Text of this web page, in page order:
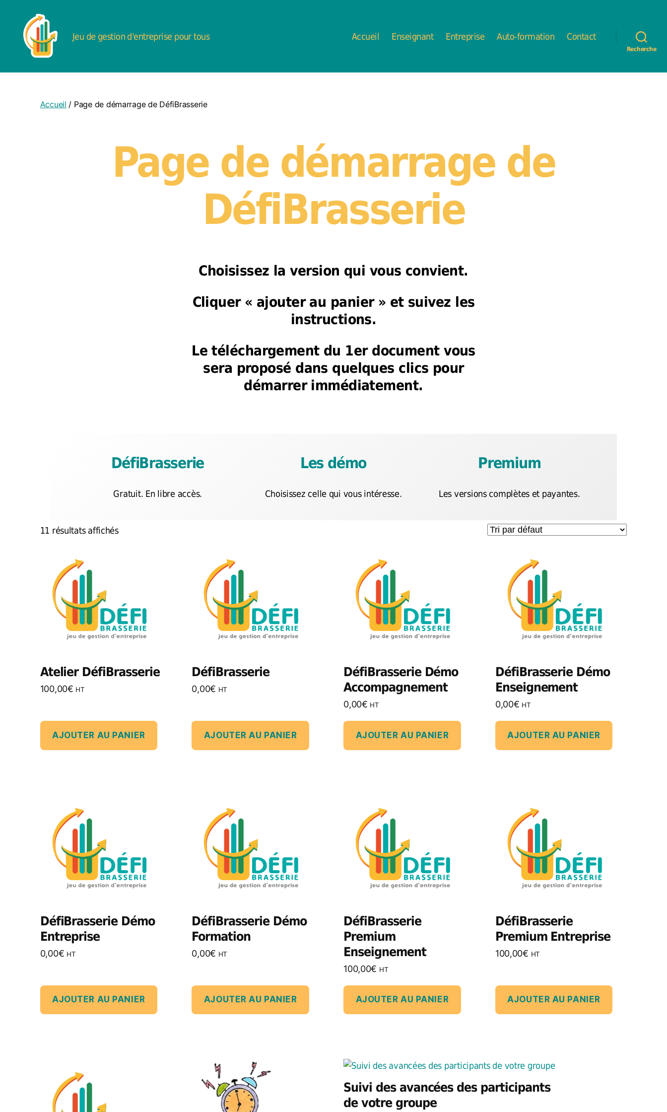
-
gestion
Jeu de gestion d'entreprise pour tous Accueil Enseignant Entreprise Auto-formation Contact
Recherche
Accueil / Page de démarrage de DéfiBrasserie
Page de démarrage de
DéfiBrasserie
Choisissez la version qui vous convient.
Cliquer « ajouter au panier » et suivez les
instructions.
Le téléchargement du 1er document vous
sera proposé dans quelques clics pour
démarrer immédiatement.
DéfiBrasserie
Gratuit. En libre accès.
Les démo
Choisissez celle qui vous intéresse.
Premium
Les versions complètes et payantes.
11 résultats affichés
Atelier DéfiBrasserie
100,00€ HT
AJOUTER AU PANIER
DéfiBrasserie
0,00€ HT
AJOUTER AU PANIER
DéfiBrasserie Démo
Accompagnement
0,00€ HT
AJOUTER AU PANIER
DéfiBrasserie Démo
Enseignement
0,00€ HT
AJOUTER AU PANIER
DéfiBrasserie Démo
Entreprise
0,00€ HT
AJOUTER AU PANIER
DéfiBrasserie Démo
Formation
0,00€ HT
AJOUTER AU PANIER
DéfiBrasserie
Premium
Enseignement
100,00€ HT
AJOUTER AU PANIER
DéfiBrasserie
Premium Entreprise
100,00€ HT
AJOUTER AU PANIER
Suivi des avancées des participants
de votre groupe